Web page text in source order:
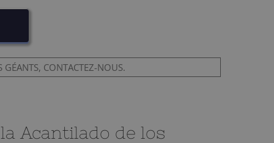
GÉANTS, CONTACTEZ-NOUS.
Acantilado de los